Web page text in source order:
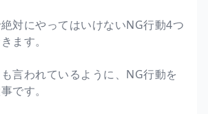
対にやってはいけないNG行動4つ
ます。
言われているように、NG行動を
です。